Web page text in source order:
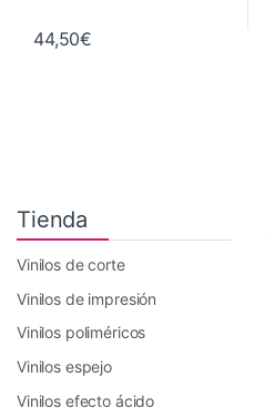
44,50€
Tienda
Vinilos de corte
Vinilos de impresión
Vinilos poliméricos
Vinilos espejo
Vinilos efecto ácido